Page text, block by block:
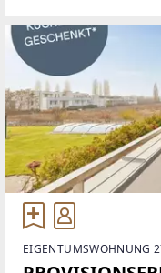
EIGENTUMSWOHNUNG